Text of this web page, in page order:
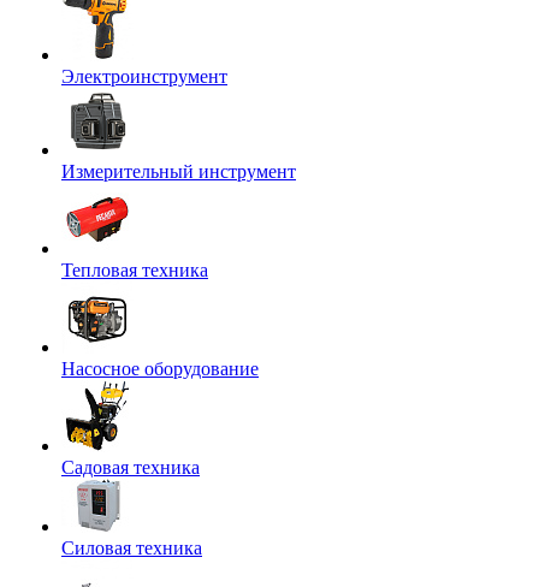
Электроинструмент
Измерительный инструмент
Тепловая техника
Насосное оборудование
Садовая техника
Силовая техника